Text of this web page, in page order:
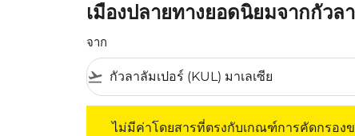
เมืองปลายทางยอดนิยมจากกัวล
จาก
flight_takeoff
ไม่มีค่าโดยสารที่ตรงกับเกณฑ์การคัดกรอ